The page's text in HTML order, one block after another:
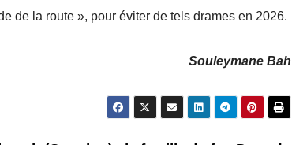
de la route », pour éviter de tels drames en 2026.
Souleymane Bah